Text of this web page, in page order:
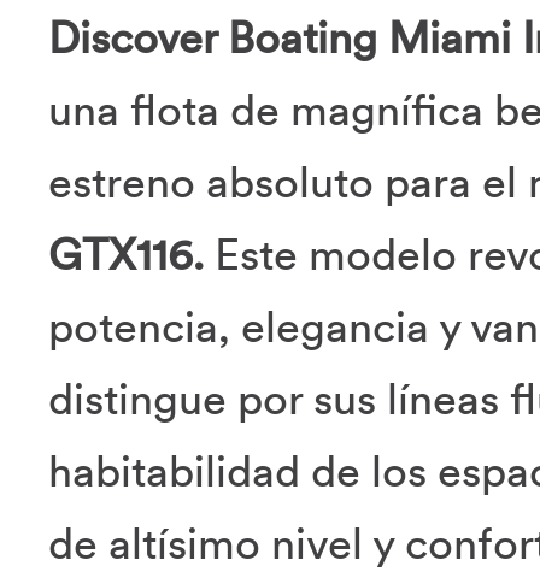
Discover Boating Miami
una flota de magnífica
estreno absoluto para
GTX116.Este modelo
potencia, elegancia y
distingue por sus líneas
habitabilidad de los
de altísimo nivel y